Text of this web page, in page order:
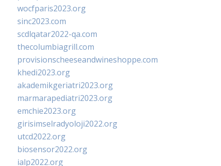
wocfparis2023.org
sinc2023.com
scdlqatar2022-qa.com
thecolumbiagrill.com
provisionscheeseandwineshoppe.com
khedi2023.org
akademikgeriatri2023.org
marmarapediatri2023.org
emchie2023.org
girisimselradyoloji2022.org
utcd2022.org
biosensor2022.org
ialp2022.org